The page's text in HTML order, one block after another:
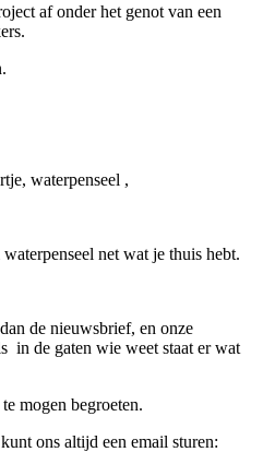
af onder het genot van een
waterpenseel ,
net wat je thuis hebt.
de nieuwsbrief, en onze
in de gaten wie weet staat er wat
mogen begroeten.
ons altijd een email sturen: